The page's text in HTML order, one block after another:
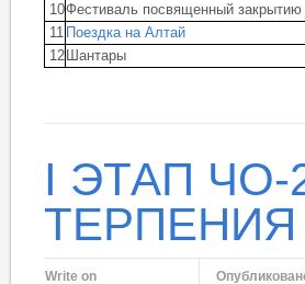
10Фестиваль посвященный
11 Поездка на Алтай
12 Шантары
I ЭТАП ЧО-
ТЕРПЕНИЯ
Write on